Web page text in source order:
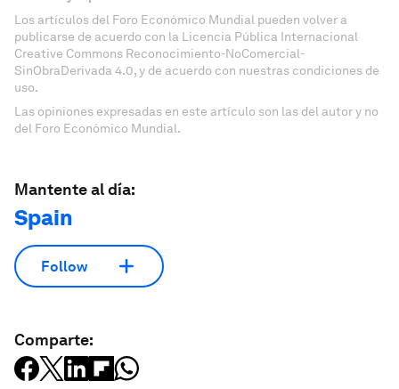
Los artículos del Foro Económico Mundial pueden volver a
publicarse de acuerdo con la Licencia Pública Internacional
Creative Commons Reconocimiento-NoComercial-
SinObraDerivada 4.0, y de acuerdo con nuestras condiciones de
uso.
Las opiniones expresadas en este artículo son las del autor y no
del Foro Económico Mundial.
Mantente al día:
Spain
Follow
Comparte: